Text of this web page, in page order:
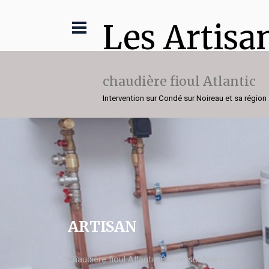
Les
chaudière fioul Atlantic
Intervention sur Condé sur Noireau et sa région
ARTISAN
chaudière fioul Atlantic Condé sur Noireau